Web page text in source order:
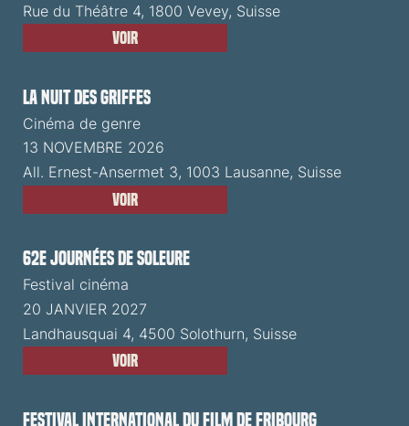
Rue du Théâtre 4, 1800 Vevey, Suisse
Voir
La Nuit des Griffes
Cinéma de genre
13 NOVEMBRE 2026
All. Ernest-Ansermet 3, 1003 Lausanne, Suisse
Voir
62e Journées de Soleure
Festival cinéma
20 JANVIER 2027
Landhausquai 4, 4500 Solothurn, Suisse
Voir
Festival International du Film de Fribourg